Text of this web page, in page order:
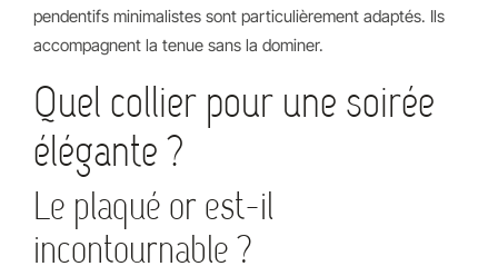
pendentifs minimalistes sont particulièrement adaptés. Ils
accompagnent la tenue sans la dominer.
Quel collier pour une soirée
élégante ?
Le plaqué or est-il
incontournable ?